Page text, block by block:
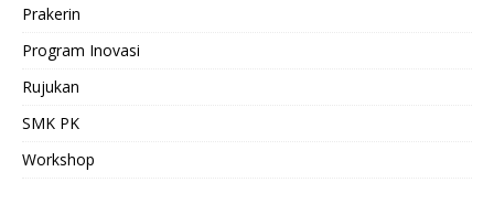
Prakerin
Program Inovasi
Rujukan
SMK PK
Workshop